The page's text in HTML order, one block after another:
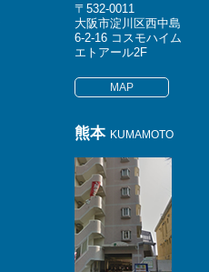
〒532-0011
大阪市淀川区西中島
6-2-16 コスモハイム
エトアール2F
MAP
熊本 KUMAMOTO